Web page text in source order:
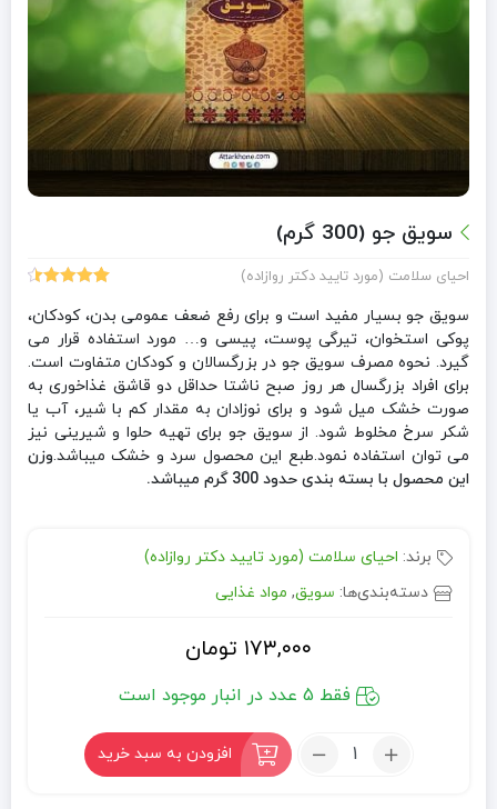
سویق جو (300 گرم)
احیای سلامت (مورد تایید دکتر روازاده)
4.50
از 5
در
امتیازدهی
مشتری
سویق جو بسیار مفید است و برای رفع ضعف عمومی بدن، کودکان،
پوکی استخوان، تیرگی پوست، پیسی و… مورد استفاده قرار می
گیرد. نحوه مصرف سویق جو در بزرگسالان و کودکان متفاوت است.
برای افراد بزرگسال هر روز صبح ناشتا حداقل دو قاشق غذاخوری به
صورت خشک میل شود و برای نوزادان به مقدار کم با شیر، آب یا
شکر سرخ مخلوط شود. از سویق جو برای تهیه حلوا و شیرینی نیز
می توان استفاده نمود.طبع این محصول سرد و خشک میباشد.وزن
این محصول با بسته بندی حدود 300 گرم میباشد.
برند: احیای سلامت (مورد تایید دکتر روازاده)
دسته‌بندی‌ها: سویق, مواد غذایی
۱۷۳,۰۰۰ تومان
فقط 5 عدد در انبار موجود است
تعداد:
افزودن به سبد خرید